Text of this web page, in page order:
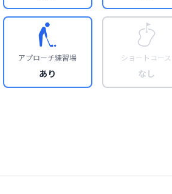
アプローチ練習場
あり
ショートコース
なし